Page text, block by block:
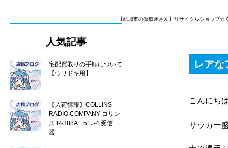
【結城市の買取屋さん】リサイクルショップ☆
レア
こんにち
サッカー
人気記事
宅配買取りの手順について
【ウリドキ用】...
【入荷情報】COLLINS
RADIO COMPANY コリン
ズ R-388A 51J-4 受信
器...